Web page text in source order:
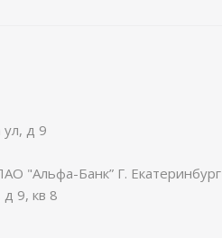
ул, д 9
"Альфа-Банк” Г. Екатеринбург
9, кв 8